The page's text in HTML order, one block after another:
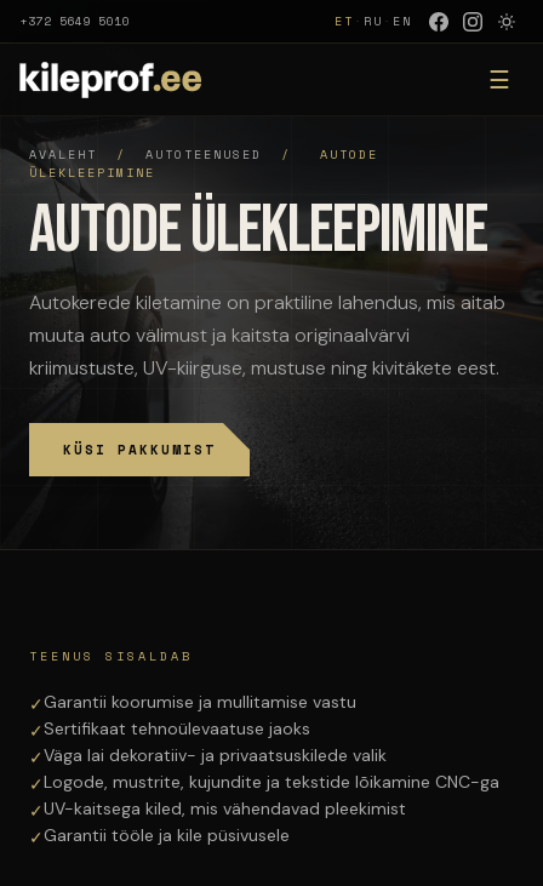
+372 5649 5010 ET · RU · EN
☰
AVALEHT / AUTOTEENUSED /
AUTODE
ÜLEKLEEPIMINE
Autode ülekleepimine
Autokerede kiletamine on praktiline lahendus, mis aitab
muuta auto välimust ja kaitsta originaalvärvi
kriimustuste, UV-kiirguse, mustuse ning kivitäkete eest.
KÜSI PAKKUMIST
TEENUS SISALDAB
✓Garantii koorumise ja mullitamise vastu
✓Sertifikaat tehnoülevaatuse jaoks
✓Väga lai dekoratiiv- ja privaatsuskilede valik
✓Logode, mustrite, kujundite ja tekstide lõikamine CNC-ga
✓UV-kaitsega kiled, mis vähendavad pleekimist
✓Garantii tööle ja kile püsivusele